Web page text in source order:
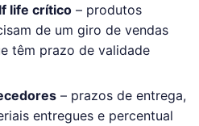
life crítico – produtos
de um giro de vendas
têm prazo de validade
– prazos de entrega,
entregues e percentual